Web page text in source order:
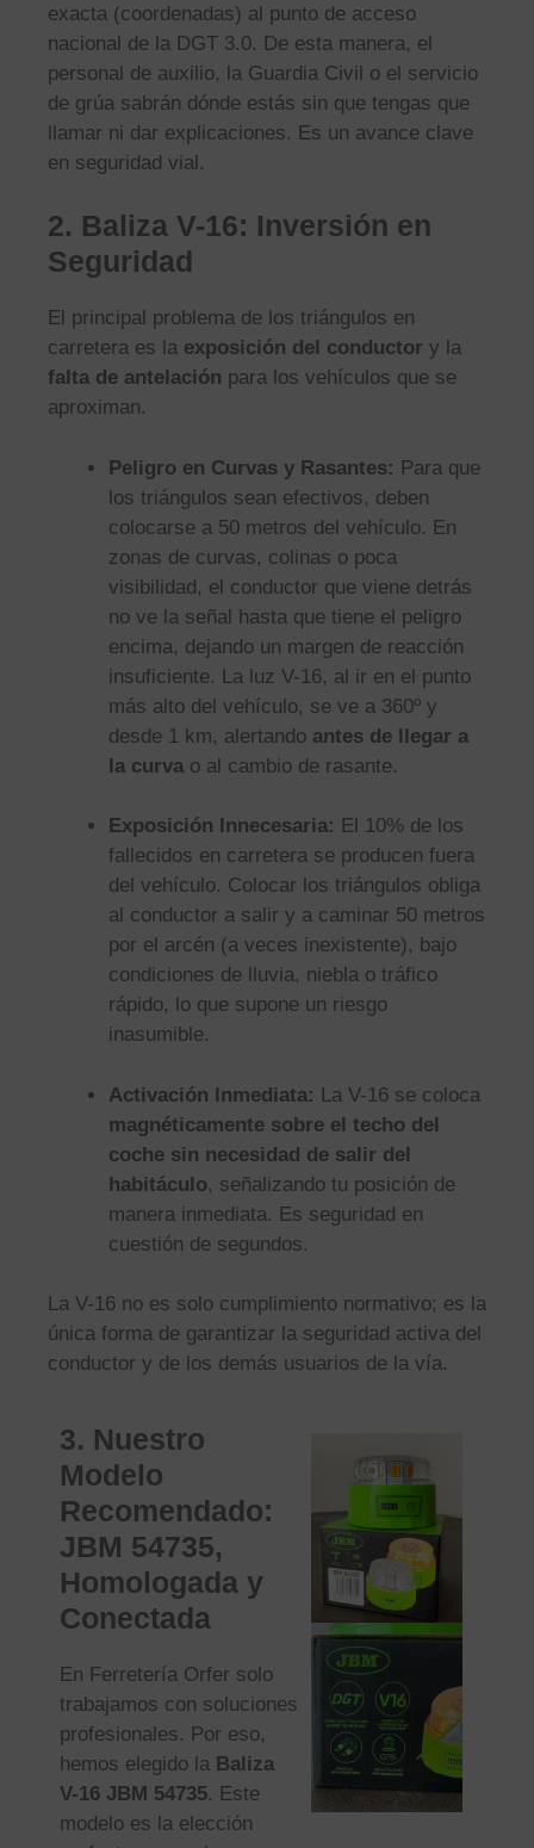
exacta (coordenadas) al punto de acceso
nacional de la DGT 3.0. De esta manera, el
personal de auxilio, la Guardia Civil o el servicio
de grúa sabrán dónde estás sin que tengas que
llamar ni dar explicaciones. Es un avance clave
en seguridad vial.
2. Baliza V-16: Inversión en
Seguridad
El principal problema de los triángulos en
carretera es la exposición del conductor y la
falta de antelación para los vehículos que se
aproximan.
Peligro en Curvas y Rasantes: Para que
los triángulos sean efectivos, deben
colocarse a 50 metros del vehículo. En
zonas de curvas, colinas o poca
visibilidad, el conductor que viene detrás
no ve la señal hasta que tiene el peligro
encima, dejando un margen de reacción
insuficiente. La luz V-16, al ir en el punto
más alto del vehículo, se ve a 360º y
desde 1 km, alertando antes de llegar a
la curva o al cambio de rasante.
Exposición Innecesaria: El 10% de los
fallecidos en carretera se producen fuera
del vehículo. Colocar los triángulos obliga
al conductor a salir y a caminar 50 metros
por el arcén (a veces inexistente), bajo
condiciones de lluvia, niebla o tráfico
rápido, lo que supone un riesgo
inasumible.
Activación Inmediata: La V-16 se coloca
magnéticamente sobre el techo del
coche sin necesidad de salir del
habitáculo, señalizando tu posición de
manera inmediata. Es seguridad en
cuestión de segundos.
La V-16 no es solo cumplimiento normativo; es la
única forma de garantizar la seguridad activa del
conductor y de los demás usuarios de la vía.
3. Nuestro
Modelo
Recomendado:
JBM 54735,
Homologada y
Conectada
En Ferretería Orfer solo
trabajamos con soluciones
profesionales. Por eso,
hemos elegido la Baliza
V-16 JBM 54735. Este
modelo es la elección